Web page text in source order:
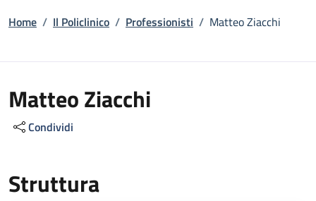
Briciole di pane
Home / Il Policlinico / Professionisti / Matteo Ziacchi
Matteo Ziacchi
Condividi
Struttura